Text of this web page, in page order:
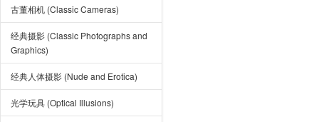
古董相机 (Classic Cameras)
经典摄影 (Classic Photographs and
Graphics)
经典人体摄影 (Nude and Erotica)
光学玩具 (Optical Illusions)